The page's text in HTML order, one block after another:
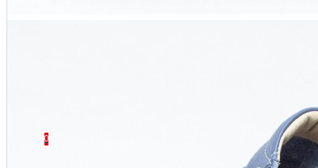
0